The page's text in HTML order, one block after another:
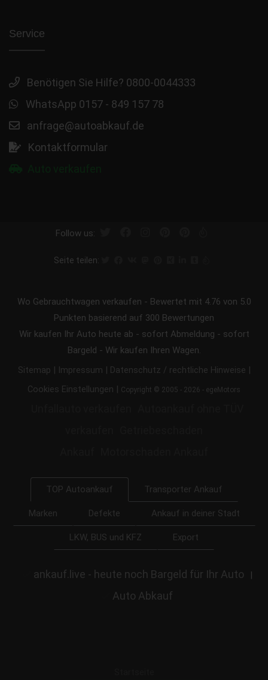
Service
Benötigen Sie Hilfe? 0800-0044333
WhatsApp 0157 - 849 157 78
anfrage@autoabkauf.de
Kontaktformular
Follow us:
Seite teilen:
Wo Gebrauchtwagen verkaufen - Bewertet mit 4.76 von 5.0
Punkten basierend auf 300 Bewertungen
Wir kaufen Ihr Auto heute ab - sofort Abmeldung - sofort
Bargeld - Wir kaufen Ihren Wagen.
Sitemap | Impressum | Datenschutz / rechtliche Hinweise |
Cookies Einstellungen | Copyright © 2005 - 2026 - egeMotors
TOP Autoankauf Transporter Ankauf
Marken Defekte Ankauf in deiner Stadt
LKW, BUS und KFZ Export
ankauf.live - heute noch Bargeld für Ihr Auto |
Auto Abkauf